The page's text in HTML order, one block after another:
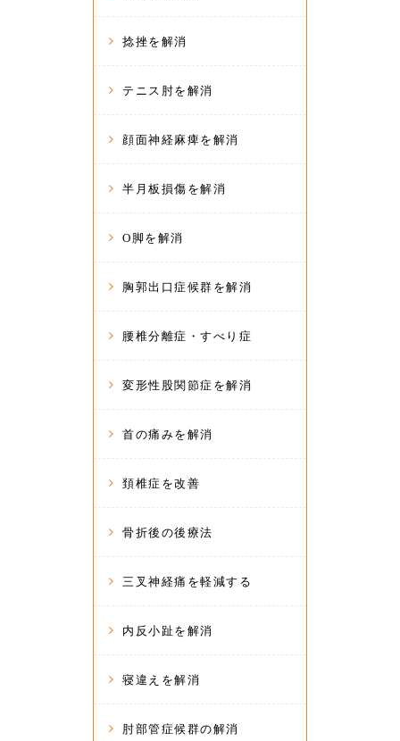
捻挫を解消
テニス肘を解消
顔面神経麻痺を解消
半月板損傷を解消
O脚を解消
胸郭出口症候群を解消
腰椎分離症・すべり症
変形性股関節症を解消
首の痛みを解消
頚椎症を改善
骨折後の後療法
三叉神経痛を軽減する
内反小趾を解消
寝違えを解消
肘部管症候群の解消